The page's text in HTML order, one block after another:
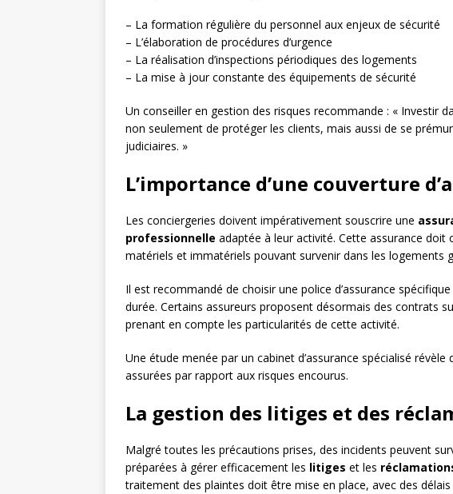
– La formation régulière du personnel aux enjeux de sécurité
– L’élaboration de procédures d’urgence
– La réalisation d’inspections périodiques des logements
– La mise à jour constante des équipements de sécurité
Un conseiller en gestion des risques recommande : « Investir
non seulement de protéger les clients, mais aussi de se
judiciaires. »
L’importance d’une couverture
Les conciergeries doivent impérativement souscrire une
professionnelle adaptée à leur activité. Cette assurance
matériels et immatériels pouvant survenir dans les logements
Il est recommandé de choisir une police d’assurance
durée. Certains assureurs proposent désormais des contrats
prenant en compte les particularités de cette activité.
Une étude menée par un cabinet d’assurance spécialisé
assurées par rapport aux risques encourus.
La gestion des litiges et des
Malgré toutes les précautions prises, des incidents peuvent
préparées à gérer efficacement les litiges et les
traitement des plaintes doit être mise en place, avec des